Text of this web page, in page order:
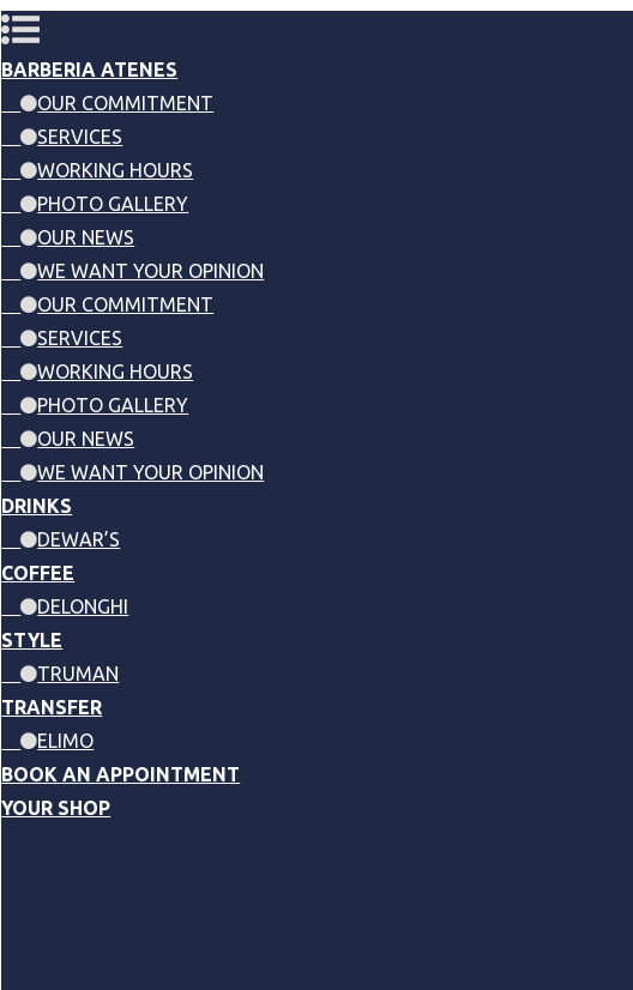
BARBERIA ATENES
OUR COMMITMENT
SERVICES
WORKING HOURS
PHOTO GALLERY
OUR NEWS
WE WANT YOUR OPINION
OUR COMMITMENT
SERVICES
WORKING HOURS
PHOTO GALLERY
OUR NEWS
WE WANT YOUR OPINION
DRINKS
DEWAR’S
COFFEE
DELONGHI
STYLE
TRUMAN
TRANSFER
ELIMO
BOOK AN APPOINTMENT
YOUR SHOP